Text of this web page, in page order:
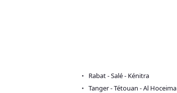
Rabat - Salé - Kénitra
Tanger - Tétouan - Al Hoceima